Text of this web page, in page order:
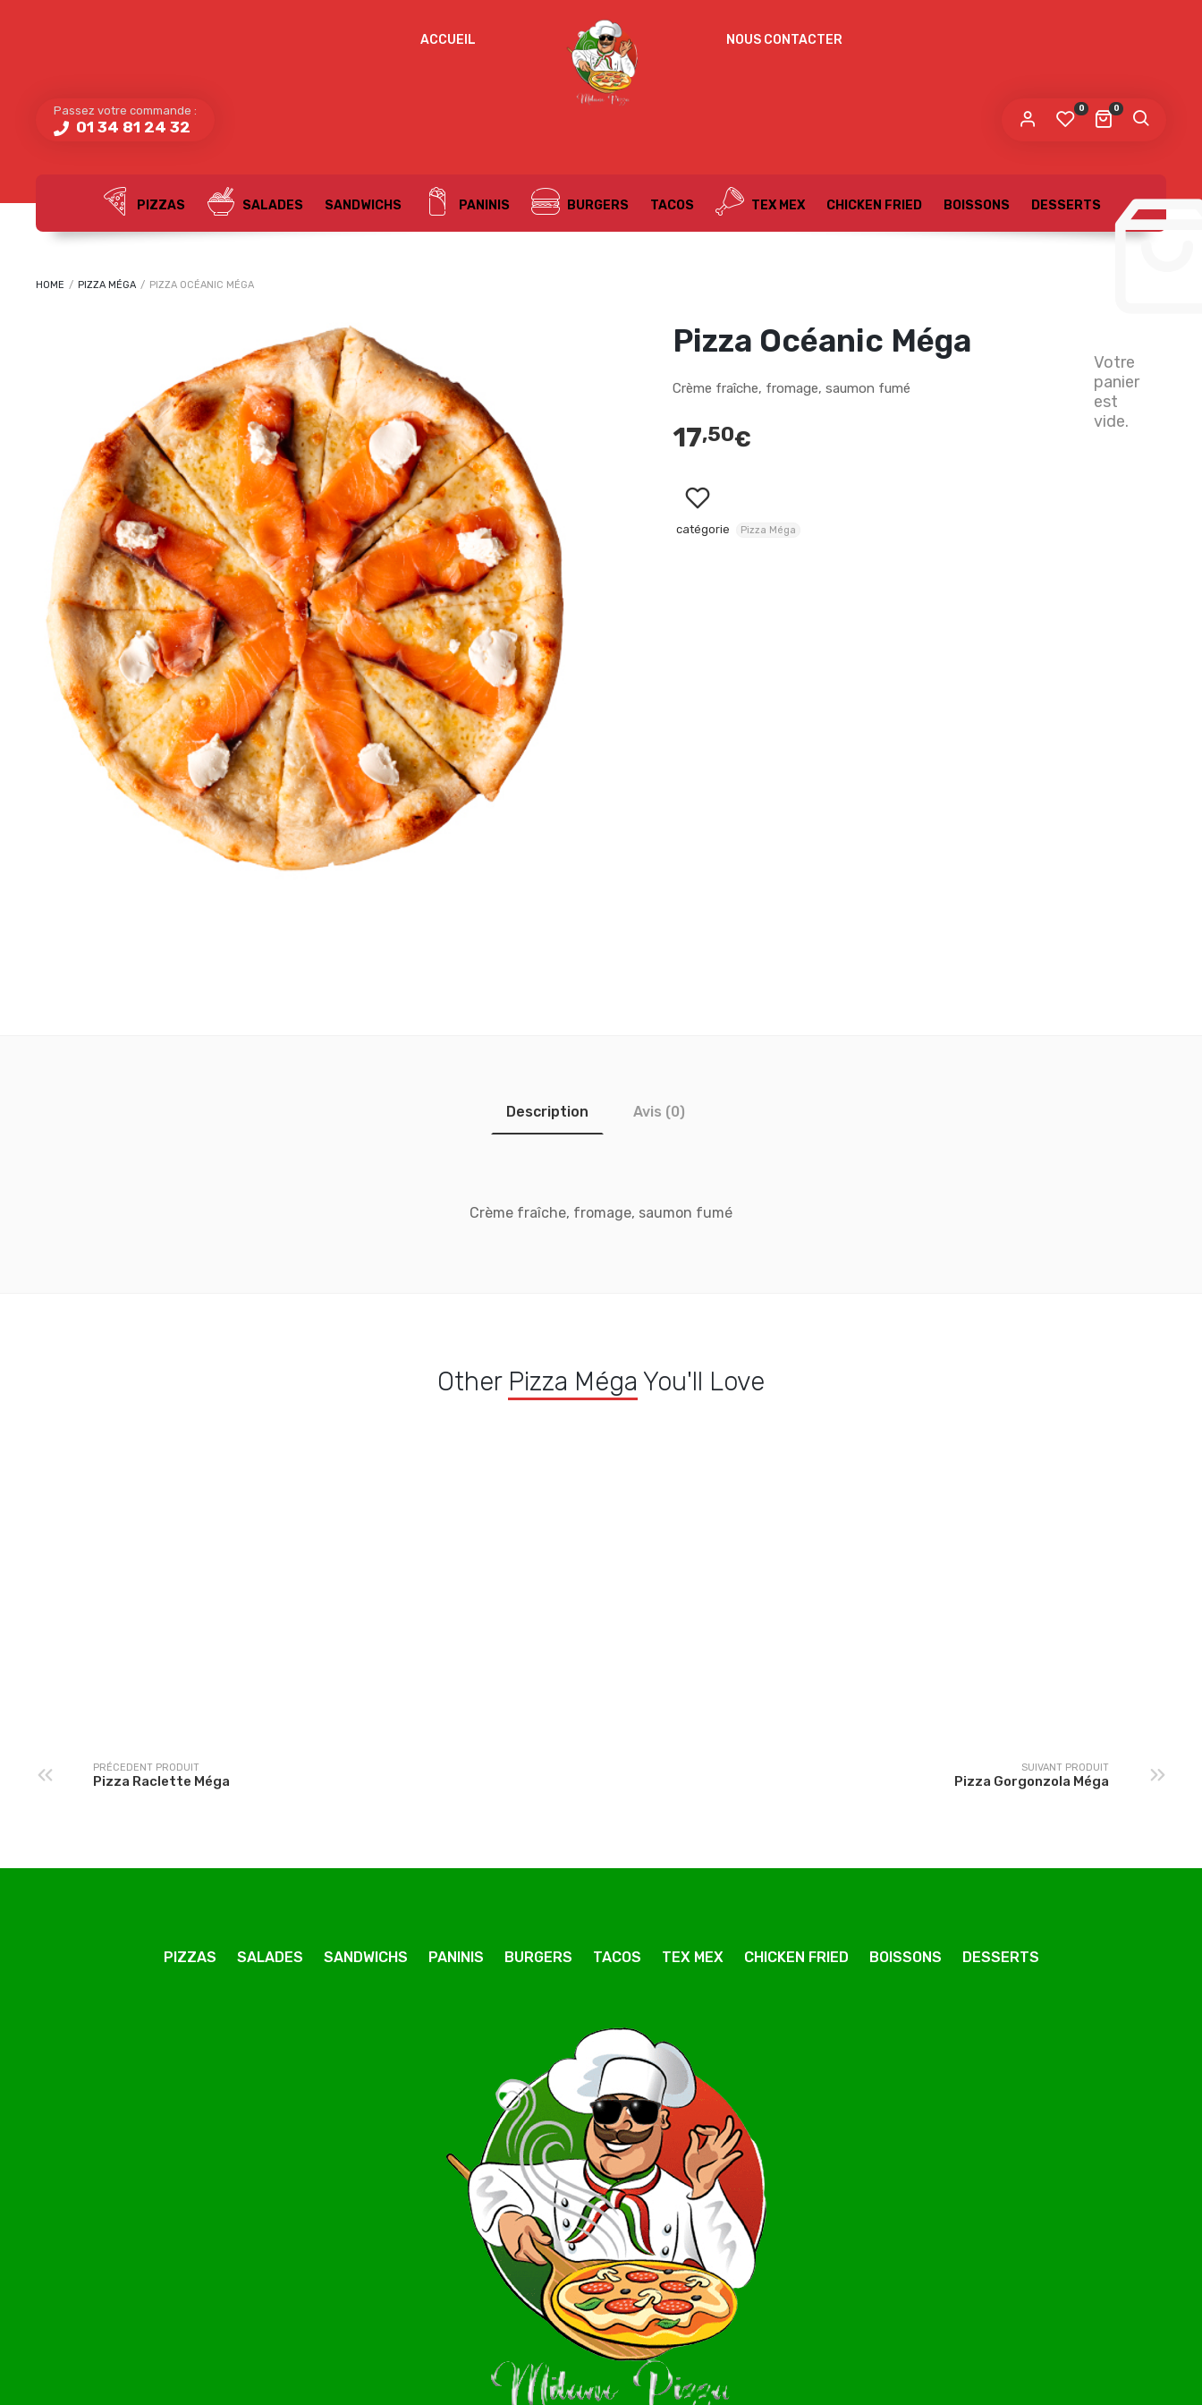
NOUS CONTACTER
ACCUEIL
Passez votre commande :
01 34 81 24 32
0
Votre
panier
est
vide.
0
Un mot de passe sera envoyé vers votre adresse
PIZZAS SALADES SANDWICHS PANINIS BURGERS TACOS TEX MEX CHICKEN FRIED BOISSONS DESSERTS
HOME / PIZZA MÉGA / PIZZA OCÉANIC MÉGA
Pizza Océanic Méga
Crème fraîche, fromage, saumon fumé
17,50€
catégorie Pizza Méga
Description Avis (0)
Crème fraîche, fromage, saumon fumé
Other Pizza Méga You'll Love
PRÉCEDENT PRODUIT
Pizza Raclette Méga
SUIVANT PRODUIT
Pizza Gorgonzola Méga
PIZZAS SALADES SANDWICHS PANINIS BURGERS TACOS TEX MEX CHICKEN FRIED BOISSONS DESSERTS